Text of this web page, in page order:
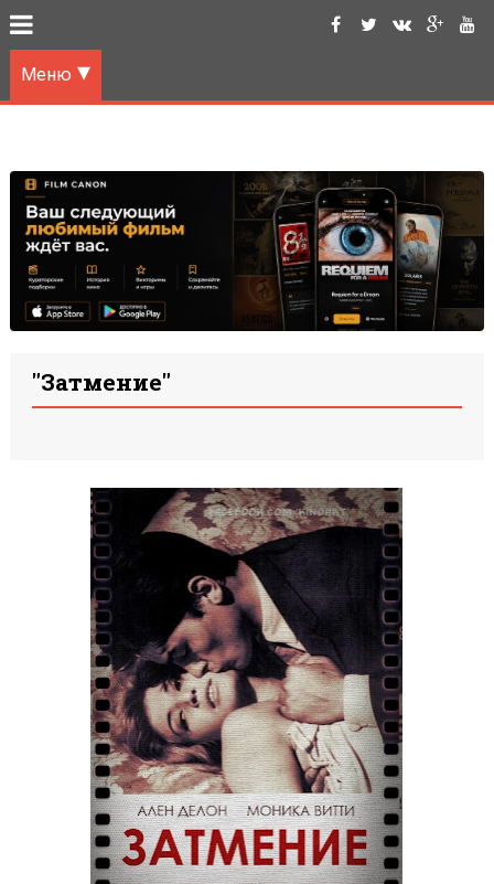
Меню
"Затмение"